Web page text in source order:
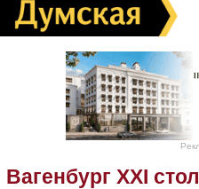
Вагенбург XXI